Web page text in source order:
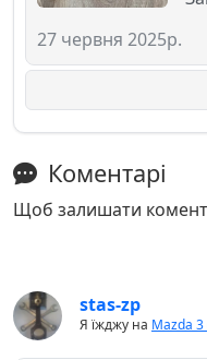
27 червня 2025р.
Коментарі
Щоб залишати
stas-zp
Я їжджу на Mazda 3